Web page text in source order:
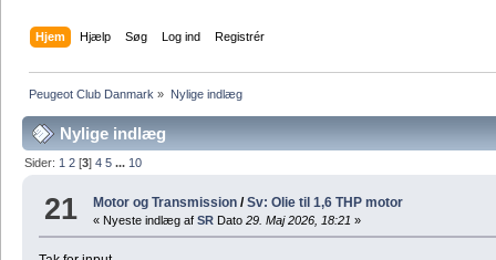
Hjem Hjælp Søg Log ind Registrér
Peugeot Club Danmark » Nylige indlæg
Nylige indlæg
Sider: 1 2 [3]4 5 ... 10
21 Motor og Transmission /Sv: Olie til 1,6 THP motor
« Nyeste indlæg afSR Dato 29. Maj 2026, 18:21 »